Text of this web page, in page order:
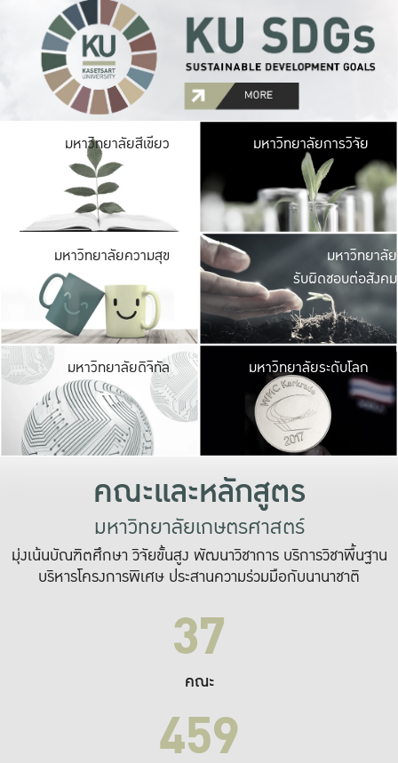
มหาวิทยาลัยสีเขียว มหาวิ
มีพื้นที่เขียวสดใส
เป็นป่าในเมือง เกษต
มหาวิทยาลัยการวิจัย
มหาวิทยาลัยความสุข มหาวิ
ค
เปิดประ
และพบเรื่องราวใ
มหาวิทยาลัย
รับผิดชอบต่อสังคม
มหาวิทยาลัยดิจิทัล มหาวิ
เปลี่ยนแปลง แล
เพื่อทำง
ระบบสารสนเทศ
มหาวิทยาลัยระดับโลก
คณะและหลักสูตร
มหาวิทยาลัยเกษตรศาสตร์
มุ่งเน้นบัณฑิตศึกษา วิจัยขั้นสูง พัฒนาวิชาการ บริการวิชาพื้นฐาน
บริหารโครงการพิเศษ ประสานความร่วมมือกับนานาชาติ
37
คณะ
459